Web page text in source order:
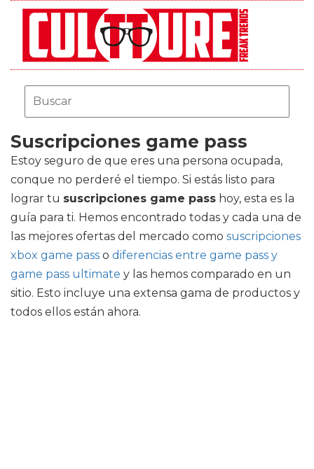
Suscripciones game pass
Estoy seguro de que eres una persona ocupada,
conque no perderé el tiempo. Si estás listo para
lograr tu suscripciones game pass hoy, esta es la
guía para ti. Hemos encontrado todas y cada una de
las mejores ofertas del mercado como suscripciones
xbox game pass o diferencias entre game pass y
game pass ultimate y las hemos comparado en un
sitio. Esto incluye una extensa gama de productos y
todos ellos están ahora.